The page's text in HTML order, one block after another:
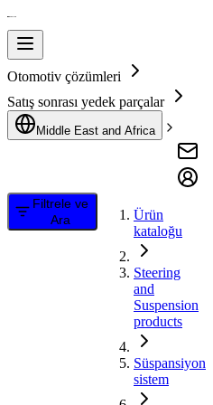
Otomotiv çözümleri
Satış sonrası yedek parçalar
Middle East and Africa
Filtrele ve
Ara
Ürün
kataloğu
Steering
and
Suspension
products
Süspansiyon
sistem